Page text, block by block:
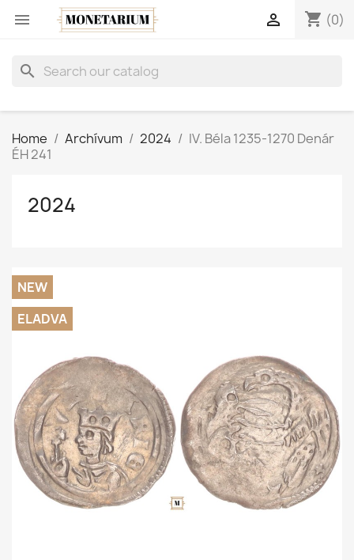
 shopping_cart (0)

search
Home Archívum 2024
IV. Béla 1235-1270 Denár
ÉH 241
2024
NEW
ELADVA